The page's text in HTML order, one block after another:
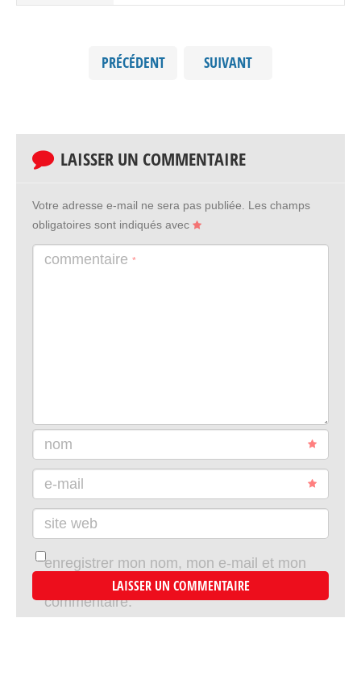
PRÉCÉDENT SUIVANT
LAISSER UN COMMENTAIRE
Votre adresse e-mail ne sera pas publiée.
Les champs
obligatoires sont indiqués avec
commentaire *
nom
e-mail
site web
enregistrer mon nom, mon e-mail et mon
site dans le navigateur pour mon prochain
commentaire.